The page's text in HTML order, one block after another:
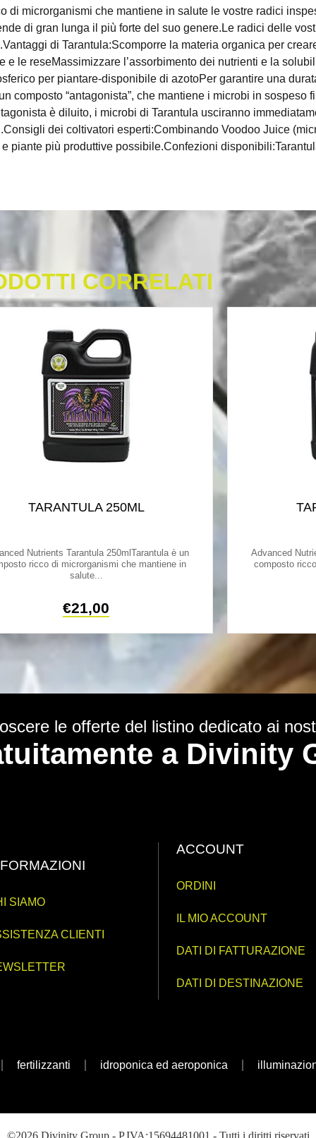
di microrganismi che mantiene in salute le vostre radici
di gran lunga il più forte del suo genere.Le radici delle
di Tarantula:Scomporre la materia organica per
le reseMassimizzare l’assorbimento dei nutrienti e la
per piantare-disponibile di azotoPer garantire una
composto “antagonista”, che mantiene i microbi in sospeso
è diluito, i microbi di Tarantula usciranno
dei coltivatori esperti:Combinando Voodoo Juice
piante più produttive possibile.Confezioni
CORRELATI
TARANTULA 250ML
Nutrients Tarantula 250mlTarantula è un
ricco di microrganismi che mantiene in
salute...
€21,00
Advanced
composto
le offerte del listino dedicato ai
a Divinity
SIAMO
CLIENTI
ACCOUNT
ORDINI
IL MIO ACCOUNT
DATI DI FATTURAZIONE
DATI DI DESTINAZIONE
fertilizzanti idroponica ed aeroponica